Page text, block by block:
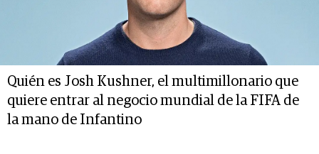
Quién es Josh Kushner, el multimillonario que
quiere entrar al negocio mundial de la FIFA de
la mano de Infantino